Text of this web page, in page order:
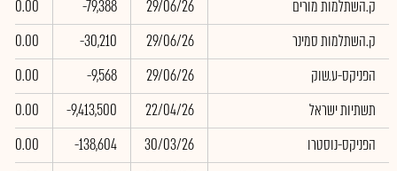
ק.השתלמות מורים
29/06/26
-79,388
0.00
ק.השתלמות סמינר
29/06/26
-30,210
0.00
הפניקס-ע.שוק
29/06/26
-9,568
0.00
תשתיות ישראל
22/04/26
-9,413,500
0.00
הפניקס-נוסטרו
30/03/26
-138,604
0.00